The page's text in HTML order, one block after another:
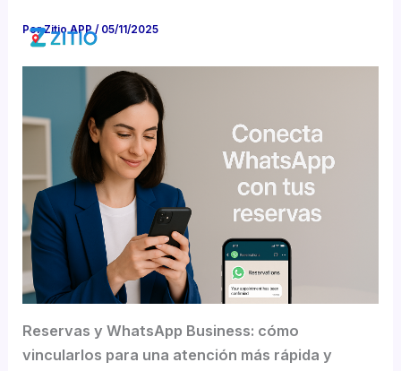
PorZitio APP/ 05/11/2025
Reservas y WhatsApp Business: cómo
vincularlos para una atención más rápida y